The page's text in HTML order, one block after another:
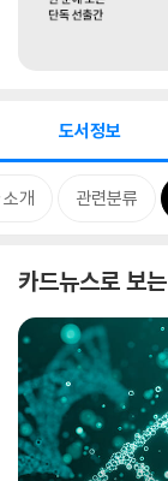
도서정보
개 관련분류
카드뉴스로 보